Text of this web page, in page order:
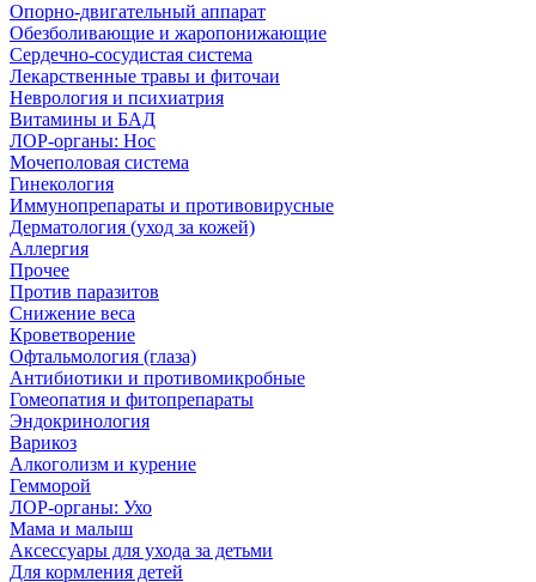
Опорно-двигательный аппарат
Обезболивающие и жаропонижающие
Сердечно-сосудистая система
Лекарственные травы и фиточаи
Неврология и психиатрия
Витамины и БАД
ЛОР-органы: Нос
Мочеполовая система
Гинекология
Иммунопрепараты и противовирусные
Дерматология (уход за кожей)
Аллергия
Прочее
Против паразитов
Снижение веса
Кроветворение
Офтальмология (глаза)
Антибиотики и противомикробные
Гомеопатия и фитопрепараты
Эндокринология
Варикоз
Алкоголизм и курение
Гемморой
ЛОР-органы: Ухо
Мама и малыш
Аксессуары для ухода за детьми
Для кормления детей